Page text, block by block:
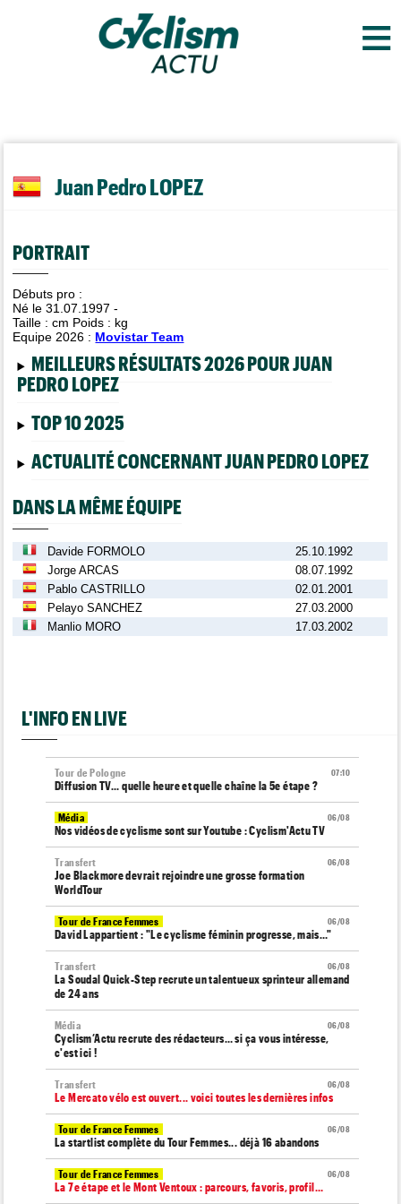
≡
Juan Pedro LOPEZ
PORTRAIT
Débuts pro :
Né le 31.07.1997 -
Taille :cm Poids : kg
Equipe 2026 : Movistar Team
MEILLEURS RÉSULTATS 2026 POUR JUAN
PEDRO LOPEZ
TOP 10 2025
ACTUALITÉ CONCERNANT JUAN PEDRO LOPEZ
DANS LA MÊME ÉQUIPE
Davide FORMOLO
25.10.1992
Jorge ARCAS
08.07.1992
Pablo CASTRILLO
02.01.2001
Pelayo SANCHEZ
27.03.2000
Manlio MORO
17.03.2002
L'INFO EN LIVE
07:10
Tour de Pologne
Diffusion TV... quelle heure et quelle chaîne la 5e étape ?
06/08
Média
Nos vidéos de cyclisme sont sur Youtube : Cyclism'Actu TV
06/08
Transfert
Joe Blackmore devrait rejoindre une grosse formation
WorldTour
06/08
Tour de France Femmes
David Lappartient : "Le cyclisme féminin progresse, mais…"
06/08
Transfert
La Soudal Quick-Step recrute un talentueux sprinteur allemand
de 24 ans
06/08
Média
Cyclism’Actu recrute des rédacteurs… si ça vous intéresse,
c'est ici !
06/08
Transfert
Le Mercato vélo est ouvert... voici toutes les dernières infos
06/08
Tour de France Femmes
La startlist complète du Tour Femmes... déjà 16 abandons
06/08
Tour de France Femmes
La 7e étape et le Mont Ventoux : parcours, favoris, profil…